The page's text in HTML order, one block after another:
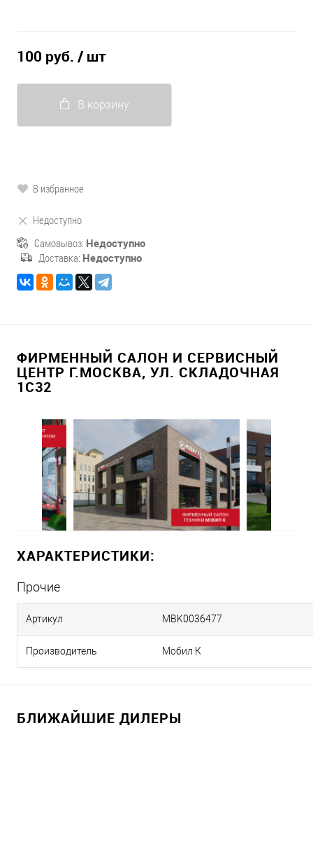
100 руб. / шт
В корзину
В избранное
Недоступно
Самовывоз: Недоступно
Доставка: Недоступно
ФИРМЕННЫЙ САЛОН И СЕРВИСНЫЙ
ЦЕНТР Г.МОСКВА, УЛ. СКЛАДОЧНАЯ
1С32
ХАРАКТЕРИСТИКИ:
Прочие
Артикул MBK0036477
Производитель Мобил К
БЛИЖАЙШИЕ ДИЛЕРЫ